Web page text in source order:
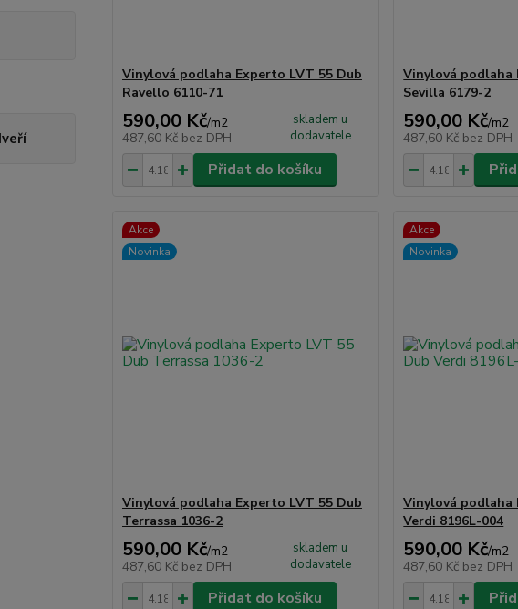
Vinylová podlaha Experto LVT 55 Dub
Ravello 6110-71
590,00 Kč/m2
487,60 Kč bez DPH
skladem u
dodavatele
Přidat do košíku
Vinylová podlaha
Sevilla 6179-2
590,00 Kč/m2
487,60 Kč bez DPH
Akce
Novinka
Vinylová podlaha Experto LVT 55 Dub
Terrassa 1036-2
590,00 Kč/m2
487,60 Kč bez DPH
skladem u
dodavatele
Přidat do košíku
Akce
Novinka
Vinylová podlaha
Verdi 8196L-004
590,00 Kč/m2
487,60 Kč bez DPH